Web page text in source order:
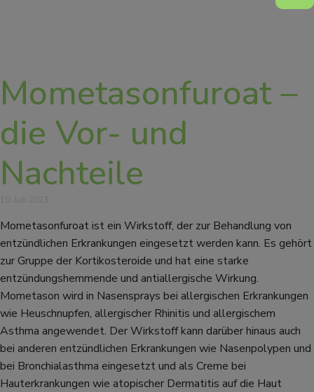
Mometasonfuroat –
die Vor- und
Nachteile
Mometasonfuroat ist ein Wirkstoff, der zur Behandlung von
entzündlichen Erkrankungen eingesetzt werden kann. Es gehört
zur Gruppe der Kortikosteroide und hat eine starke
entzündungshemmende und antiallergische Wirkung.
Mometason wird in Nasensprays bei allergischen Erkrankungen
wie Heuschnupfen, allergischer Rhinitis und allergischem
Asthma angewendet. Der Wirkstoff kann darüber hinaus auch
bei anderen entzündlichen Erkrankungen wie Nasenpolypen und
bei Bronchialasthma eingesetzt und als Creme bei
Hauterkrankungen wie atopischer Dermatitis auf die Haut